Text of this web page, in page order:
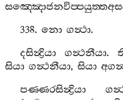
338. නො ගන්‍ථා.
දසින්‍ද්‍රියා
ගන්‍ථනීයා.
සියා ගන්‍ථනීයා, සියා
පණ‍්ණරසින්‍ද්‍රියා